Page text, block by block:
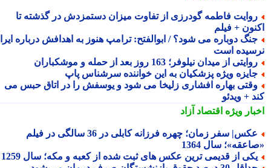
فاطمه گودرزی از تفاوت میزان دستمزدش در گذشته تا
+ فیلم
دوباره می شود؟ / ابوالفتح: ترامپ هنوز به اهدافش درباره ایران
است
از میدان نیلوفر؛ 163 روز بعد از حمله و موشکباران
ویژه پزشکیان به این خواننده سرشناس پاپ
بهاره افشاری زلیخا می شود و یوسفش را در اتاق حبس می
+ ویدئو
ویژهاقتصاد آزاد
عکس| سفر زمان؛ چهره فرزانه کابلی در 36 سالگی در فیلم
سال 1364
از قدیمی ترین عکس های ثبت شده از کعبه و مکه؛ سال 1259